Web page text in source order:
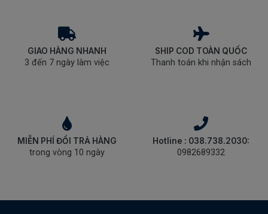
GIAO HÀNG NHANH
3 đến 7 ngày làm việc
SHIP COD TOÀN QUỐC
Thanh toán khi nhận sách
MIỄN PHÍ ĐỔI TRẢ HÀNG
trong vòng 10 ngày
Hotline : 038.738.2030:
0982689332